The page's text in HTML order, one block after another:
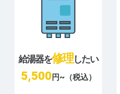
給湯器を修理したい
5,500 円~（税込）